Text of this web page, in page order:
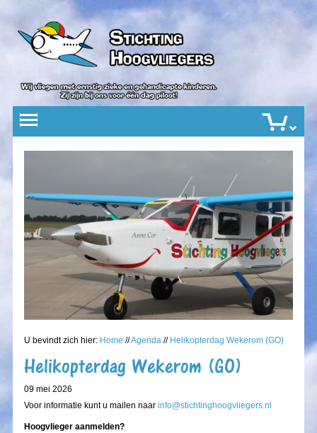
U bevindt zich hier: Home //Agenda // Helikopterdag Wekerom (GO)
Helikopterdag Wekerom (GO)
09 mei 2026
Voor informatie kunt u mailen naarinfo@stichtinghoogvliegers.nl
Hoogvlieger aanmelden?